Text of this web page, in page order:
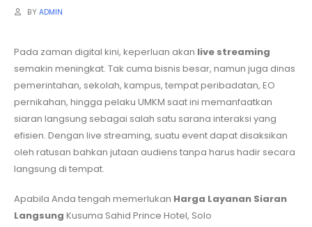
BY ADMIN
Pada zaman digital kini, keperluan akan live streaming
semakin meningkat. Tak cuma bisnis besar, namun juga dinas
pemerintahan, sekolah, kampus, tempat peribadatan, EO
pernikahan, hingga pelaku UMKM saat ini memanfaatkan
siaran langsung sebagai salah satu sarana interaksi yang
efisien. Dengan live streaming, suatu event dapat disaksikan
oleh ratusan bahkan jutaan audiens tanpa harus hadir secara
langsung di tempat.
Apabila Anda tengah memerlukan Harga Layanan Siaran
Langsung Kusuma Sahid Prince Hotel, Solo